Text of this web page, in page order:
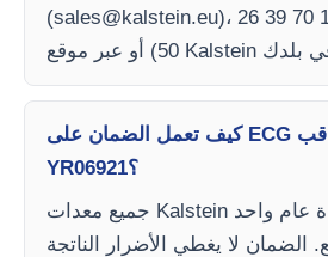
(sales@kalstein.eu)، الهاتف (+33 (0) 1 70 39 26
كيف تعمل الضمان على ECG مراقب YR06920 -
YR06921؟
جميع معدات Kalstein تأتي بضمان لمدة عام واحد
الضمان لا يغطي الأضرار الناتجة